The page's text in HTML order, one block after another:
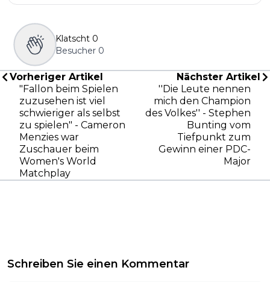
Klatscht 0
Besucher 0
Vorheriger Artikel
"Fallon beim Spielen
zuzusehen ist viel
schwieriger als selbst
zu spielen" - Cameron
Menzies war
Zuschauer beim
Women's World
Matchplay
Nächster Artikel
''Die Leute nennen
mich den Champion
des Volkes'' - Stephen
Bunting vom
Tiefpunkt zum
Gewinn einer PDC-
Major
Schreiben Sie einen Kommentar